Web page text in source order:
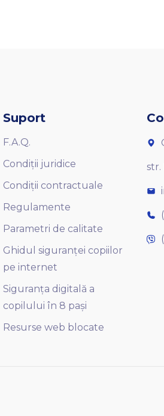
Suport
F.A.Q.
Condiții juridice
Condiții contractuale
Regulamente
Parametri de calitate
Ghidul siguranței copiilor
pe internet
Siguranța digitală a
copilului în 8 pași
Resurse web blocate
str.